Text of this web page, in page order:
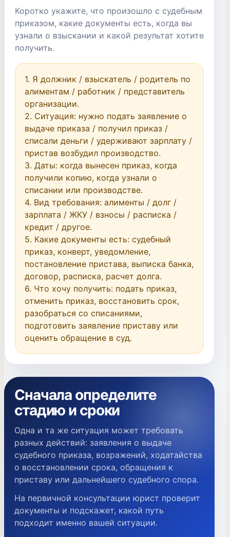
Коротко укажите, что произошло с судебным
приказом, какие документы есть, когда вы
узнали о взыскании и какой результат хотите
получить.
1. Я должник / взыскатель / родитель по
алиментам / работник / представитель
организации.
2. Ситуация: нужно подать заявление о
выдаче приказа / получил приказ /
списали деньги / удерживают зарплату /
пристав возбудил производство.
3. Даты: когда вынесен приказ, когда
получили копию, когда узнали о
списании или производстве.
4. Вид требования: алименты / долг /
зарплата / ЖКУ / взносы / расписка /
кредит / другое.
5. Какие документы есть: судебный
приказ, конверт, уведомление,
постановление пристава, выписка банка,
договор, расписка, расчет долга.
6. Что хочу получить: подать приказ,
отменить приказ, восстановить срок,
разобраться со списаниями,
подготовить заявление приставу или
оценить обращение в суд.
Сначала определите
стадию и сроки
Одна и та же ситуация может требовать
разных действий: заявления о выдаче
судебного приказа, возражений, ходатайства
о восстановлении срока, обращения к
приставу или дальнейшего судебного спора.
На первичной консультации юрист проверит
документы и подскажет, какой путь
подходит именно вашей ситуации.